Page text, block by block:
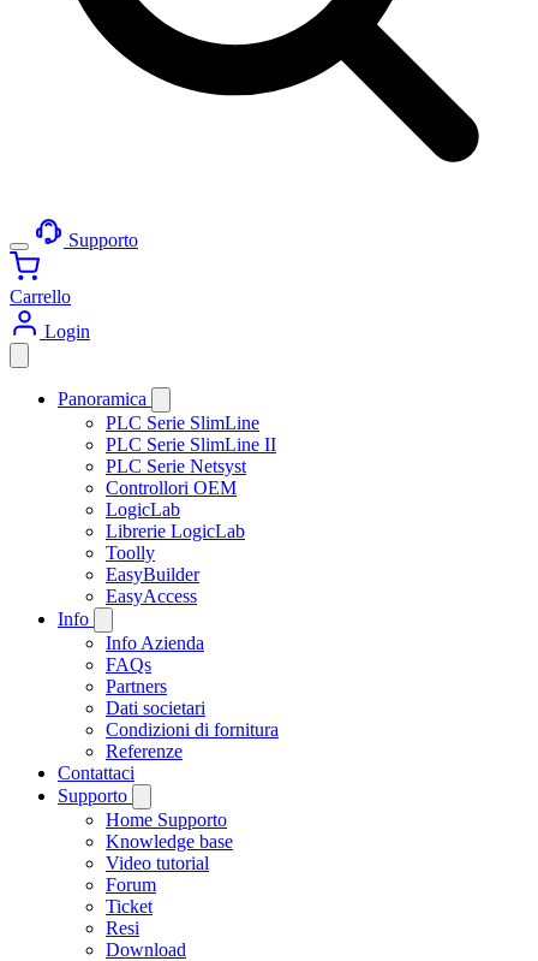
Supporto
Carrello
Login
Panoramica
PLC Serie SlimLine
PLC Serie SlimLine II
PLC Serie Netsyst
Controllori OEM
LogicLab
Librerie LogicLab
Toolly
EasyBuilder
EasyAccess
Info
Info Azienda
FAQs
Partners
Dati societari
Condizioni di fornitura
Referenze
Contattaci
Supporto
Home Supporto
Knowledge base
Video tutorial
Forum
Ticket
Resi
Download